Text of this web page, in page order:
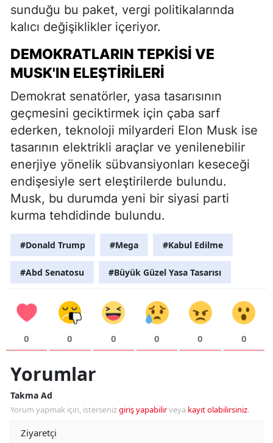
sunduğu bu paket, vergi politikalarında
kalıcı değişiklikler içeriyor.
DEMOKRATLARIN TEPKISI VE
MUSK'IN ELEŞTIRILERI
Demokrat senatörler, yasa tasarısının
geçmesini geciktirmek için çaba sarf
ederken, teknoloji milyarderi Elon Musk ise
tasarının elektrikli araçlar ve yenilenebilir
enerjiye yönelik sübvansiyonları keseceği
endişesiyle sert eleştirilerde bulundu.
Musk, bu durumda yeni bir siyasi parti
kurma tehdidinde bulundu.
#Donald Trump #Mega #Kabul Edilme
#Abd Senatosu #Büyük Güzel Yasa Tasarısı
0 0 0 0 0 0
Yorumlar
Takma Ad
Yorum yapmak için, istersenizgiriş yapabilirveya kayıt olabilirsiniz.